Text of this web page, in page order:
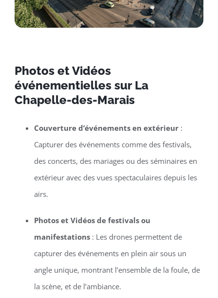
Photos et Vidéos
événementielles sur La
Chapelle-des-Marais
Couverture d’événements en extérieur:
Capturer des événements comme des festivals,
des concerts, des mariages ou des séminaires en
extérieur avec des vues spectaculaires depuis les
airs.
Photos et Vidéos de festivals ou
manifestations: Les drones permettent de
capturer des événements en plein air sous un
angle unique, montrant l’ensemble de la foule, de
la scène, et de l’ambiance.